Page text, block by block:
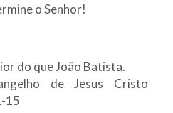
o Senhor!
do que João Batista.
de Jesus Cristo
15